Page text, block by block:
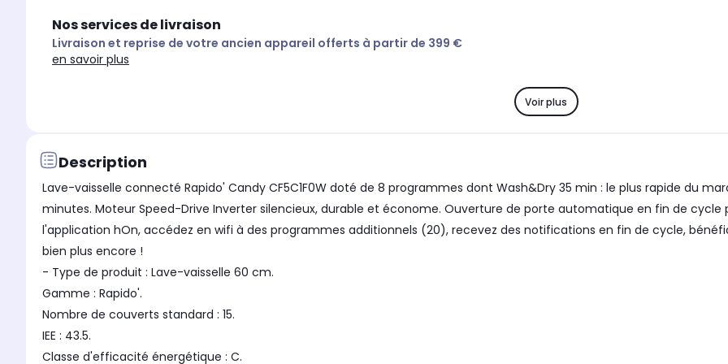
Nos services de livraison
Livraison et reprise de votre ancien appareil offerts à partir de 399 €
en savoir plus
Voir plus
Description
Lave-vaisselle connecté Rapido' Candy CF5C1F0W doté de 8 programmes dont Wash&Dry 35 min : le plus rapide du
minutes. Moteur Speed-Drive Inverter silencieux, durable et économe. Ouverture de porte automatique en fin de cycle
l'application hOn, accédez en wifi à des programmes additionnels (20), recevez des notifications en fin de cycle,
bien plus encore !
- Type de produit : Lave-vaisselle 60 cm.
Gamme : Rapido'.
Nombre de couverts standard : 15.
IEE : 43.5.
Classe d'efficacité énergétique : C.